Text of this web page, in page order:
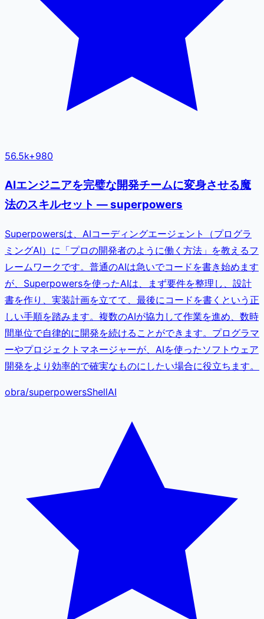
56.5k+980
AIエンジニアを完璧な開発チームに変身させる魔
法のスキルセット — superpowers
Superpowersは、AIコーディングエージェント（プログラ
ミングAI）に「プロの開発者のように働く方法」を教えるフ
レームワークです。普通のAIは急いでコードを書き始めます
が、Superpowersを使ったAIは、まず要件を整理し、設計
書を作り、実装計画を立てて、最後にコードを書くという正
しい手順を踏みます。複数のAIが協力して作業を進め、数時
間単位で自律的に開発を続けることができます。プログラマ
ーやプロジェクトマネージャーが、AIを使ったソフトウェア
開発をより効率的で確実なものにしたい場合に役立ちます。
obra/superpowersShellAI